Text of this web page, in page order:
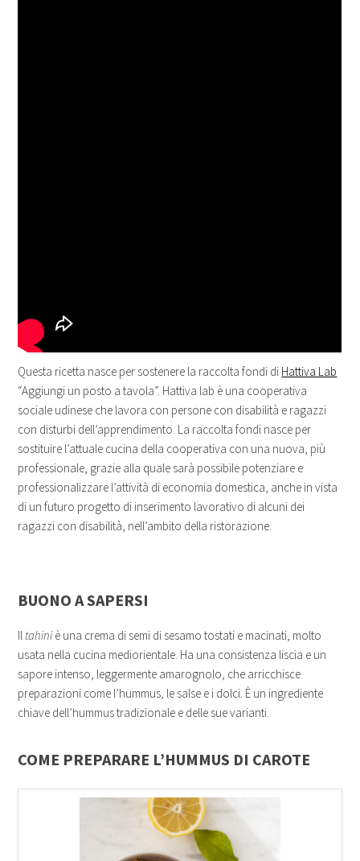
Questa ricetta nasce per sostenere la raccolta fondi di Hattiva Lab
“Aggiungi un posto a tavola”. Hattiva lab è una cooperativa
sociale udinese che lavora con persone con disabilità e ragazzi
con disturbi dell’apprendimento. La raccolta fondi nasce per
sostituire l’attuale cucina della cooperativa con una nuova, più
professionale, grazie alla quale sarà possibile potenziare e
professionalizzare l’attività di economia domestica, anche in vista
di un futuro progetto di inserimento lavorativo di alcuni dei
ragazzi con disabilità, nell’ambito della ristorazione.
BUONO A SAPERSI
Il tahiniè una crema di semi di sesamo tostati e macinati, molto
usata nella cucina mediorientale. Ha una consistenza liscia e un
sapore intenso, leggermente amarognolo, che arricchisce
preparazioni come l’hummus, le salse e i dolci. È un ingrediente
chiave dell’hummus tradizionale e delle sue varianti.
COME PREPARARE L’HUMMUS DI CAROTE